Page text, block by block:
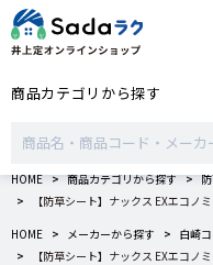
商品カテゴリから探す
HOME 商品カテゴリから探す
【防草シート】ナックス EXエコ
HOME
メーカーから探す 白崎
【防草シート】ナックス EXエコ